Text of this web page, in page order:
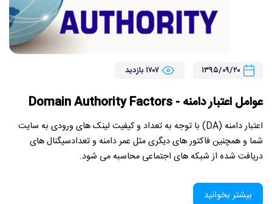
۱۳۹۵/۰۹/۲۰ ۱۷۰۷ بازدید
عوامل اعتبار دامنه - Domain Authority Factors
اعتبار دامنه (DA) با توجه به تعداد و کیفیت لینک های ورودی به سایت
شما و همچنین فاکتور های دیگری مثل عمر دامنه و تعدادسیگنال های
دریافت شده از شبکه های اجتماعی محاسبه می شود.
بیشتر بخوانید